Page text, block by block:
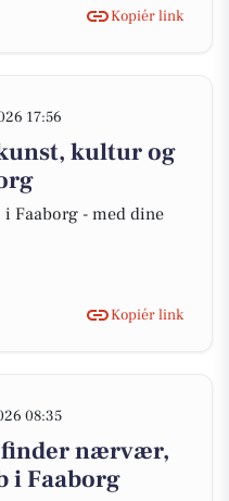
Kopiér link
17:56
kultur og
i Faaborg - med dine
Kopiér link
08:35
finder nærvær,
i Faaborg